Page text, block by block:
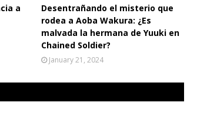
a
Desentrañando el misterio que
rodea a Aoba Wakura: ¿Es
malvada la hermana de Yuuki en
Chained Soldier?
January 21, 2024